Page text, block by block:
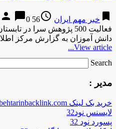
bookmark خبر مهم ایران access_time
56 years ago
person chat_bubble0
فعالیت 500 پژوهش سرا
دانش آموزان به گزارش مركز
View article...
Search …
مدیر :
خرید بک لینک behtarinbacklink.com
لایسنس نود32
پسورد نود 32